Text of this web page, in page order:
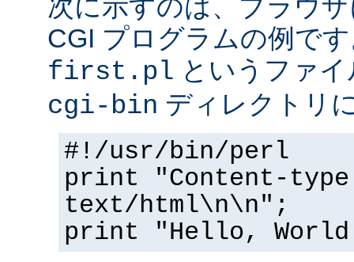
CGI プログラムの例で
first.pl というファ
cgi-bin ディレクトリ
#!/usr/bin/perl
print "Content-
text/html\n\n";
print "Hello,